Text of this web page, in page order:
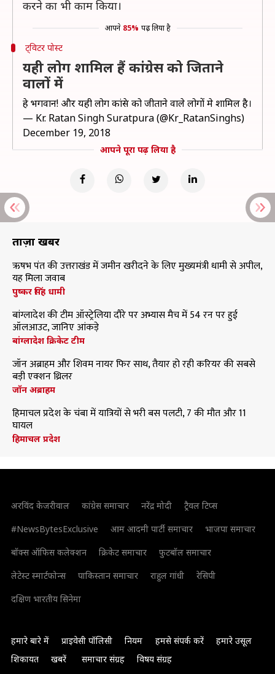
करने का भी काम किया।
आपने 85% पढ़ लिया है
ट्विटर पोस्ट
यही लोग शामिल हैं कांग्रेस को जिताने
वालों में
हे भगवान! और यही लोग कांग्रेस को जीताने वाले लोगों मे शामिल है।
— Kr. Ratan Singh Suratpura (@Kr_RatanSinghs)
December 19, 2018
आपने पूरा पढ़ लिया है
ताज़ा खबरें
ऋषभ पंत की उत्तराखंड में जमीन खरीदने के लिए मुख्यमंत्री धामी से अपील,
यह मिला जवाब
पुष्कर सिंह धामी
बांग्लादेश की टीम ऑस्ट्रेलिया दौरे पर अभ्यास मैच में 54 रन पर हुई
ऑलआउट, जानिए आंकड़े
बांग्लादेश क्रिकेट टीम
जॉन अब्राहम और शिवम नायर फिर साथ, तैयार हो रही करियर की सबसे
बड़ी एक्शन थ्रिलर
जॉन अब्राहम
हिमाचल प्रदेश के चंबा में यात्रियों से भरी बस पलटी, 7 की मौत और 11
घायल
हिमाचल प्रदेश
अरविंद केजरीवाल कांग्रेस समाचार नरेंद्र मोदी
ट्रैवल टिप्स
#NewsBytesExclusive
आम आदमी पार्टी समाचार
भाजपा समाचार
बॉक्स ऑफिस कलेक्शन
क्रिकेट समाचार
फुटबॉल समाचार
लेटेस्ट स्मार्टफोन्स
पाकिस्तान समाचार राहुल गांधी
रेसिपी
दक्षिण भारतीय सिनेमा
हमारे बारे में प्राइवेसी पॉलिसी नियम हमसे संपर्क करें
हमारे उसूल
शिकायत
खबरें समाचार संग्रह विषय संग्रह